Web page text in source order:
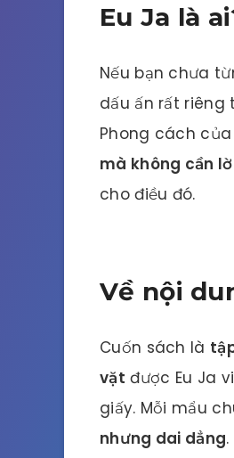
Eu Ja là
Nếu bạn chưa
dấu ấn rất
Phong cách
mà không cần
cho điều đó.
Về nội
Cuốn sách là
vặt được Eu Ja
giấy. Mỗi mẩu
nhưng dai dẳng.